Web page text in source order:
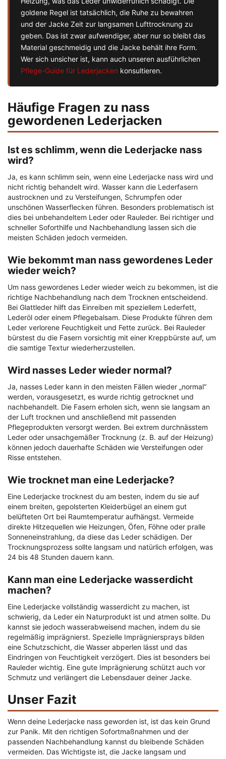
goldene Regel ist tatsächlich, die Ruhe zu bewahren
und der Jacke Zeit zur langsamen Lufttrocknung zu
geben. Das ist zwar aufwendiger, aber nur so bleibt das
Material geschmeidig und die Jacke behält ihre Form.
Wer sich unsicher ist, kann auch unseren ausführlichen
Pflege-Guide für Lederjacken konsultieren.
Häufige Fragen zu nass
gewordenen Lederjacken
Ist es schlimm, wenn die Lederjacke nass
wird?
Ja, es kann schlimm sein, wenn eine Lederjacke nass wird und
nicht richtig behandelt wird. Wasser kann die Lederfasern
austrocknen und zu Versteifungen, Schrumpfen oder
unschönen Wasserflecken führen. Besonders problematisch ist
dies bei unbehandeltem Leder oder Rauleder. Bei richtiger und
schneller Soforthilfe und Nachbehandlung lassen sich die
meisten Schäden jedoch vermeiden.
Wie bekommt man nass gewordenes Leder
wieder weich?
Um nass gewordenes Leder wieder weich zu bekommen, ist die
richtige Nachbehandlung nach dem Trocknen entscheidend.
Bei Glattleder hilft das Einreiben mit speziellem Lederfett,
Lederöl oder einem Pflegebalsam. Diese Produkte führen dem
Leder verlorene Feuchtigkeit und Fette zurück. Bei Rauleder
bürstest du die Fasern vorsichtig mit einer Kreppbürste auf, um
die samtige Textur wiederherzustellen.
Wird nasses Leder wieder normal?
Ja, nasses Leder kann in den meisten Fällen wieder „normal“
werden, vorausgesetzt, es wurde richtig getrocknet und
nachbehandelt. Die Fasern erholen sich, wenn sie langsam an
der Luft trocknen und anschließend mit passenden
Pflegeprodukten versorgt werden. Bei extrem durchnässtem
Leder oder unsachgemäßer Trocknung (z. B. auf der Heizung)
können jedoch dauerhafte Schäden wie Versteifungen oder
Risse entstehen.
Wie trocknet man eine Lederjacke?
Eine Lederjacke trocknest du am besten, indem du sie auf
einem breiten, gepolsterten Kleiderbügel an einem gut
belüfteten Ort bei Raumtemperatur aufhängst. Vermeide
direkte Hitzequellen wie Heizungen, Öfen, Föhne oder pralle
Sonneneinstrahlung, da diese das Leder schädigen. Der
Trocknungsprozess sollte langsam und natürlich erfolgen, was
24 bis 48 Stunden dauern kann.
Kann man eine Lederjacke wasserdicht
machen?
Eine Lederjacke vollständig wasserdicht zu machen, ist
schwierig, da Leder ein Naturprodukt ist und atmen sollte. Du
kannst sie jedoch wasserabweisend machen, indem du sie
regelmäßig imprägnierst. Spezielle Imprägniersprays bilden
eine Schutzschicht, die Wasser abperlen lässt und das
Eindringen von Feuchtigkeit verzögert. Dies ist besonders bei
Rauleder wichtig. Eine gute Imprägnierung schützt auch vor
Schmutz und verlängert die Lebensdauer deiner Jacke.
Unser Fazit
Wenn deine Lederjacke nass geworden ist, ist das kein Grund
zur Panik. Mit den richtigen Sofortmaßnahmen und der
passenden Nachbehandlung kannst du bleibende Schäden
vermeiden. Das Wichtigste ist, die Jacke langsam und